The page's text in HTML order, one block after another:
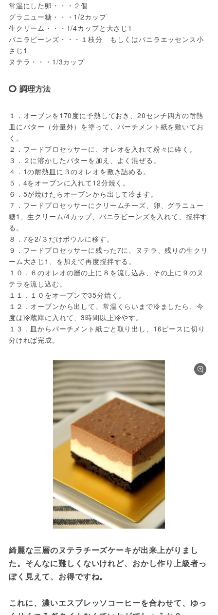
常温にした卵・・・２個
グラニュー糖・・・1/2カップ
生クリーム・・・1/4カップと大さじ1
バニラビーンズ・・・１枝分　もしくはバニラエッセンス小
さじ1
ヌテラ・・・1/3カップ
調理方法
１．オーブンを170度に予熱しておき、20センチ四方の耐熱
皿にバター（分量外）を塗って、パーチメント紙を敷いてお
く。
２．フードプロセッサーに、オレオを入れて粉々に砕く。
３．２に溶かしたバターを加え、よく混ぜる。
４．1の耐熱皿に３のオレオを敷き詰める。
５．4をオーブンに入れて12分焼く。
６．5が焼けたらオーブンから出して冷ます。
７．フードプロセッサーにクリームチーズ、卵、グラニュー
糖1、生クリーム/4カップ、バニラビーンズを入れて、撹拌す
る。
８．7を2/３だけボウルに移す。
９．フードプロセッサーに残った7に、ヌテラ、残りの生クリ
ーム大さじ1、を加えて再度撹拌する。
１０．６のオレオの層の上に８を流し込み、その上に９のヌ
テラを流し込む。
１１．１０をオーブンで35分焼く。
１２．オーブンから出して、常温くらいまで冷ましたら、今
度は冷蔵庫に入れて、3時間以上冷やす。
１３．皿からパーチメント紙ごと取り出し、16ピースに切り
分ければ完成。
綺麗な三層のヌテラチーズケーキが出来上がりまし
た。そんなに難しくないけれど、おかし作り上級者っ
ぽく見えて、お得ですね。
これに、濃いエスプレッソコーヒーを合わせて、ゆっ